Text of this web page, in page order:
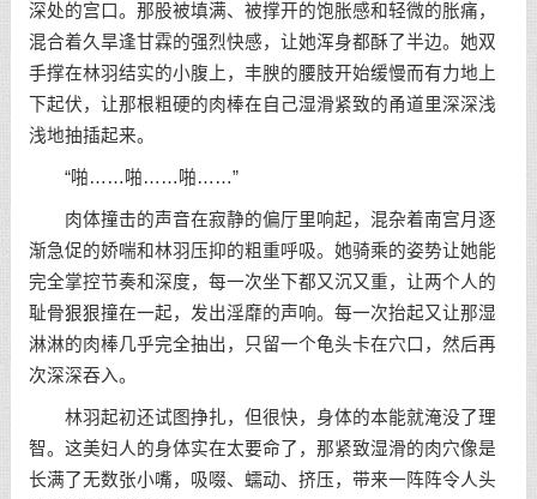
深处的宫口。那股被填满、被撑开的饱胀感和轻微的胀痛，
混合着久旱逢甘霖的强烈快感，让她浑身都酥了半边。她双
手撑在林羽结实的小腹上，丰腴的腰肢开始缓慢而有力地上
下起伏，让那根粗硬的肉棒在自己湿滑紧致的甬道里深深浅
浅地抽插起来。
“啪……啪……啪……”
肉体撞击的声音在寂静的偏厅里响起，混杂着南宫月逐
渐急促的娇喘和林羽压抑的粗重呼吸。她骑乘的姿势让她能
完全掌控节奏和深度，每一次坐下都又沉又重，让两个人的
耻骨狠狠撞在一起，发出淫靡的声响。每一次抬起又让那湿
淋淋的肉棒几乎完全抽出，只留一个龟头卡在穴口，然后再
次深深吞入。
林羽起初还试图挣扎，但很快，身体的本能就淹没了理
智。这美妇人的身体实在太要命了，那紧致湿滑的肉穴像是
长满了无数张小嘴，吸啜、蠕动、挤压，带来一阵阵令人头